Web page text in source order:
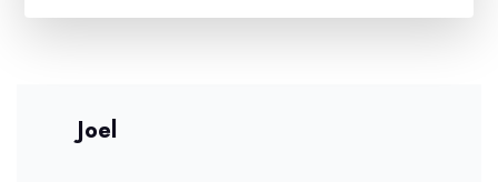
Joel